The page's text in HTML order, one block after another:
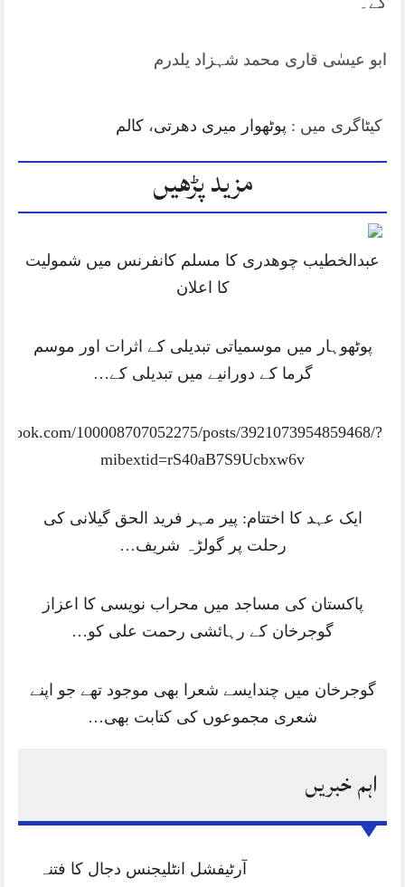
ابو عیسٰی قاری محمد شہزاد یلدرم
کیٹاگری میں : پوٹھوار میری دھرتی، کالم
مزید پڑھیں
عبدالخطیب چوھدری کا مسلم کانفرنس میں شمولیت
کا اعلان
پوٹھوہار میں موسمیاتی تبدیلی کے اثرات اور موسم
گرما کے دورانیے میں تبدیلی کے…
100008707052275/posts/3921073954859468/?
mibextid=rS40aB7S9Ucbxw6v
ایک عہد کا اختتام: پیر مہر فرید الحق گیلانی کی
رحلت پر گولڑہ شریف…
پاکستان کی مساجد میں محراب نویسی کا اعزاز
گوجرخان کے رہائشی رحمت علی کو…
گوجرخان میں چندایسے شعرا بھی موجود تھے جو اپنے
شعری مجموعوں کی کتابت بھی…
اہم خبریں
آرٹیفشل انٹلیجنس دجال کا فتنہ